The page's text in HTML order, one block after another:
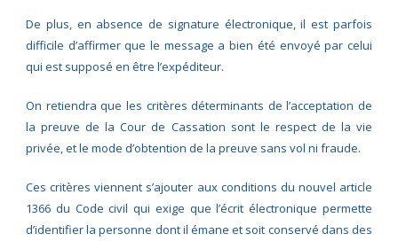
De plus, en absence de signature électronique, il est parfois
difficile d’affirmer que le message a bien été envoyé par celui
qui est supposé en être l’expéditeur.
On retiendra que les critères déterminants de l’acceptation de
la preuve de la Cour de Cassation sont le respect de la vie
privée, et le mode d’obtention de la preuve sans vol ni fraude.
Ces critères viennent s’ajouter aux conditions du nouvel article
1366 du Code civil qui exige que l’écrit électronique permette
d’identifier la personne dont il émane et soit conservé dans des